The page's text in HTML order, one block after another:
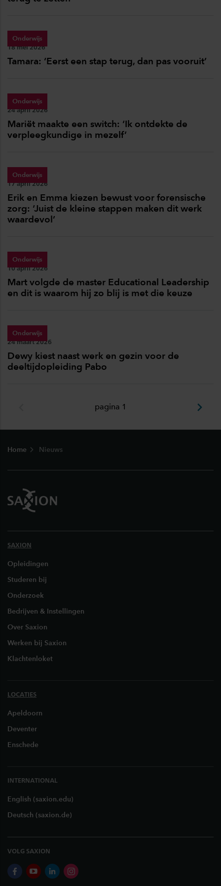
Onderwijs
Publicatiedatum:
18 mei 2026
Tamara: ‘Eerst een stap terug, dan pas vooruit’
Onderwijs
Publicatiedatum:
24 april 2026
Mariët maakte een switch: ‘Ik ontdekte de
verpleegkundige in mezelf’
Onderwijs
Publicatiedatum:
17 april 2026
Erik en Emma kiezen bewust voor forensische
zorg: ‘Juist de kleine stappen maken dit werk
waardevol’
Onderwijs
Publicatiedatum:
10 april 2026
Mart volgde de master Educational Leadership
en dit is waarom hij zo blij is met die keuze
Onderwijs
Publicatiedatum:
24 maart 2026
Dewy kiest naast werk en gezin voor de
deeltijdopleiding Pabo
pagina 1
Home Nieuws
SAXION
Opleidingen
Studeren bij
Onderzoek
Bedrijven & Instellingen
Over Saxion
Werken bij Saxion
Klachtenloket
LOCATIES
Apeldoorn
Deventer
Enschede
INTERNATIONAL
English (saxion.edu)
Deutsch (saxion.de)
VOLG SAXION
facebookyoutubelinkedininstagram